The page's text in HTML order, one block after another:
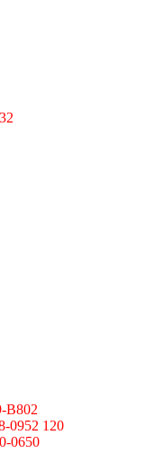
0952 120
0650